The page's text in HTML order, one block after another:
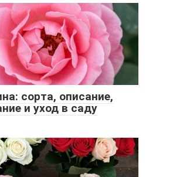
сорта, описание,
и уход в саду